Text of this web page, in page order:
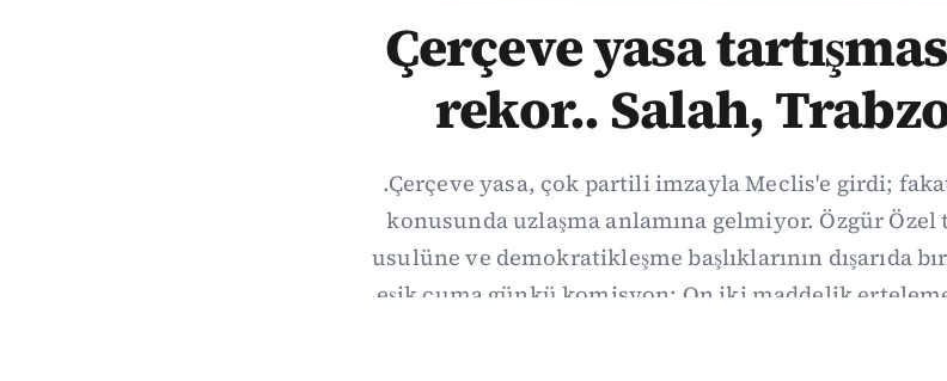
Çerçeve yasa
rekor.. Salah,
.Çerçeve yasa, çok partili imzayla Meclis'e girdi;
konusunda uzlaşma anlamına gelmiyor. Özgür
usulüne ve demokratikleşme başlıklarının dışarıda
eşik cuma günkü komisyon: On iki maddelik